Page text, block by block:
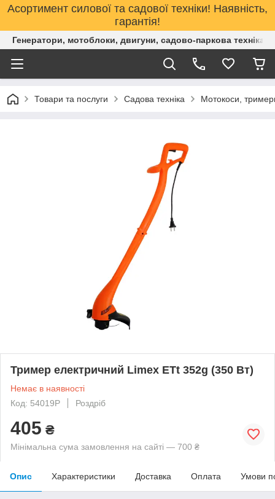
Асортимент силової та садової техніки! Наявність,
гарантія!
Генератори, мотоблоки, двигуни, садово-паркова техніка.
Товари та послуги Садова техніка Мотокоси,
Тример електричний Limex ETt 352g (350 Вт)
Немає в наявності
Код: 54019P
Роздріб
405 ₴
Мінімальна сума замовлення на сайті — 700 ₴
Опис Характеристики Доставка Оплата Умови